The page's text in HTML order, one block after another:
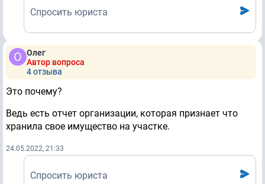
Спросить юриста
Олег
Автор вопроса
4 отзывa
Это почему?
Ведь есть отчет организации, которая признает что
хранила свое имущество на участке.
24.05.2022, 21:33
Спросить юриста